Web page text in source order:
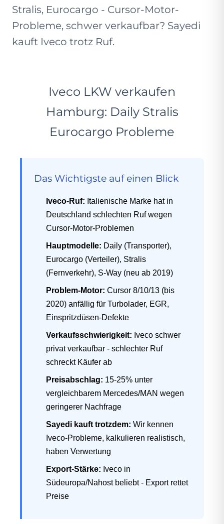
Stralis, Eurocargo - Cursor-Motor-
Probleme, schwer verkaufbar? Sayedi
kauft Iveco trotz Ruf.
Iveco LKW verkaufen
Hamburg: Daily Stralis
Eurocargo Probleme
Das Wichtigste auf einen Blick
Iveco-Ruf: Italienische Marke hat in
Deutschland schlechten Ruf wegen
Cursor-Motor-Problemen
Hauptmodelle: Daily (Transporter),
Eurocargo (Verteiler), Stralis
(Fernverkehr), S-Way (neu ab 2019)
Problem-Motor: Cursor 8/10/13 (bis
2020) anfällig für Turbolader, EGR,
Einspritzdüsen-Defekte
Verkaufsschwierigkeit: Iveco schwer
privat verkaufbar - schlechter Ruf
schreckt Käufer ab
Preisabschlag: 15-25% unter
vergleichbarem Mercedes/MAN wegen
geringerer Nachfrage
Sayedi kauft trotzdem: Wir kennen
Iveco-Probleme, kalkulieren realistisch,
haben Verwertung
Export-Stärke: Iveco in
Südeuropa/Nahost beliebt - Export rettet
Preise